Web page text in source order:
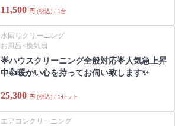
11,500 円 (税込) / 1台
水回りクリーニング
お風呂×換気扇
🌟ハウスクリーニング全般対応🌟人気急上昇
中👍暖かい心を持ってお伺い致します✨
25,300 円 (税込) / 1セット
エアコンクリーニング